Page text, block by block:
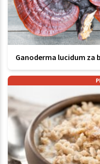
Ganoderma lucidum za